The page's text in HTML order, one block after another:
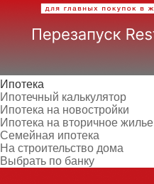
Ипотека
Ипотечный калькулятор
Ипотека на новостройки
Ипотека на вторичное жилье
Семейная ипотека
На строительство дома
Выбрать по банку